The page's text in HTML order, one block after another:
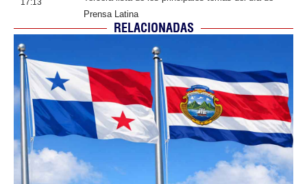
17:13
Prensa Latina
RELACIONADAS